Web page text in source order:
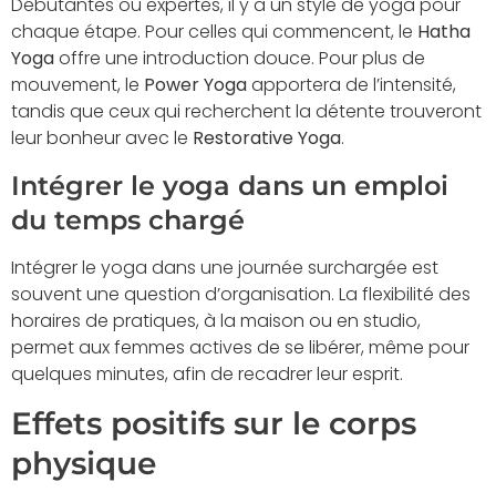
Débutantes ou expertes, il y a un style de yoga pour
chaque étape. Pour celles qui commencent, le Hatha
Yogaoffre une introduction douce. Pour plus de
mouvement, le Power Yogaapportera de l’intensité,
tandis que ceux qui recherchent la détente trouveront
leur bonheur avec le Restorative Yoga.
Intégrer le yoga dans un emploi
du temps chargé
Intégrer le yoga dans une journée surchargée est
souvent une question d’organisation. La flexibilité des
horaires de pratiques, à la maison ou en studio,
permet aux femmes actives de se libérer, même pour
quelques minutes, afin de recadrer leur esprit.
Effets positifs sur le corps
physique